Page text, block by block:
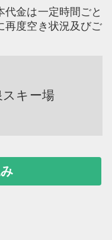
金は一定時間ごと
再度空き状況及びご
スキー場